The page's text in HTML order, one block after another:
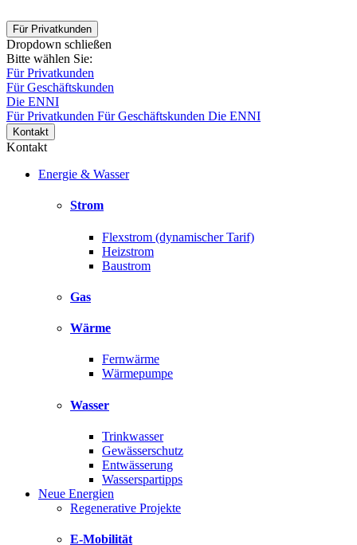
Für Privatkunden
Dropdown schließen
Bitte wählen Sie:
Für Privatkunden
Für Geschäftskunden
Die ENNI
Für Privatkunden Für Geschäftskunden Die ENNI
Kontakt
Kontakt
Energie & Wasser
Strom
Flexstrom (dynamischer Tarif)
Heizstrom
Baustrom
Gas
Wärme
Fernwärme
Wärmepumpe
Wasser
Trinkwasser
Gewässerschutz
Entwässerung
Wasserspartipps
Neue Energien
Regenerative Projekte
E-Mobilität